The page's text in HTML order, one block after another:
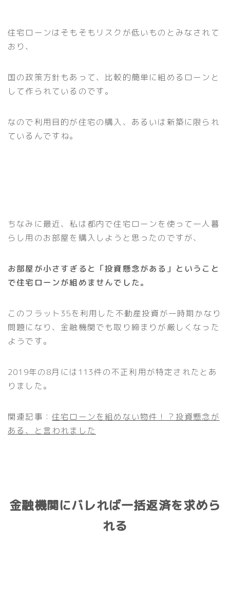
住宅ローンはそもそもリスクが低いものとみなされて
おり、
国の政策方針もあって、比較的簡単に組めるローンと
して作られているのです。
なので利用目的が住宅の購入、あるいは新築に限られ
ているんですね。
ちなみに最近、私は都内で住宅ローンを使って一人暮
らし用のお部屋を購入しようと思ったのですが、
お部屋が小さすぎると「投資懸念がある」ということ
で住宅ローンが組めませんでした。
このフラット35を利用した不動産投資が一時期かなり
問題になり、金融機関でも取り締まりが厳しくなった
ようです。
2019年の8月には113件の不正利用が特定されたとあ
りました。
関連記事： 住宅ローンを組めない物件！？投資懸念が
ある、と言われました
金融機関にバレれば一括返済を求めら
れる